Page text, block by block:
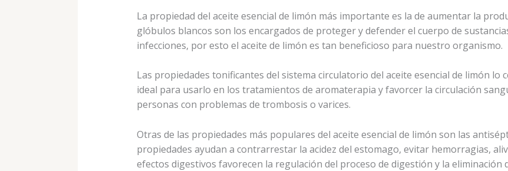
La propiedad del aceite esencial de limón más importante es la de aumentar la
glóbulos blancos son los encargados de proteger y defender el cuerpo de
infecciones, por esto el aceite de limón es tan beneficioso para nuestro organismo.
Las propiedades tonificantes del sistema circulatorio del aceite esencial de limón lo
ideal para usarlo en los tratamientos de aromaterapia y favorcer la circulación
personas con problemas de trombosis o varices.
Otras de las propiedades más populares del aceite esencial de limón son las
propiedades ayudan a contrarrestar la acidez del estomago, evitar hemorragias,
efectos digestivos favorecen la regulación del proceso de digestión y la eliminación